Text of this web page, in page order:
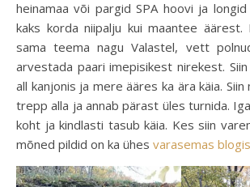
heinamaa või pargid SPA hoovi ja
kaks korda niipalju kui maantee äärest.
sama teema nagu Valastel, vett
arvestada paari imepisikest nirekest.
all kanjonis ja mere ääres ka ära käia.
trepp alla ja annab pärast üles turnida.
koht ja kindlasti tasub käia. Kes siin
mõned pildid on ka ühes varasemas blogis